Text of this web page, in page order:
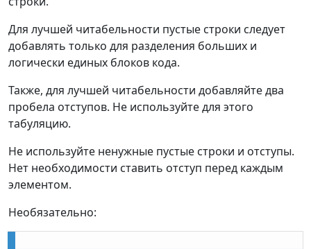
Для лучшей читабельности пустые строки следует
добавлять только для разделения больших и
логически единых блоков кода.
Также, для лучшей читабельности добавляйте два
пробела отступов. Не используйте для этого
табуляцию.
Не используйте ненужные пустые строки и отступы.
Нет необходимости ставить отступ перед каждым
элементом.
Необязательно: